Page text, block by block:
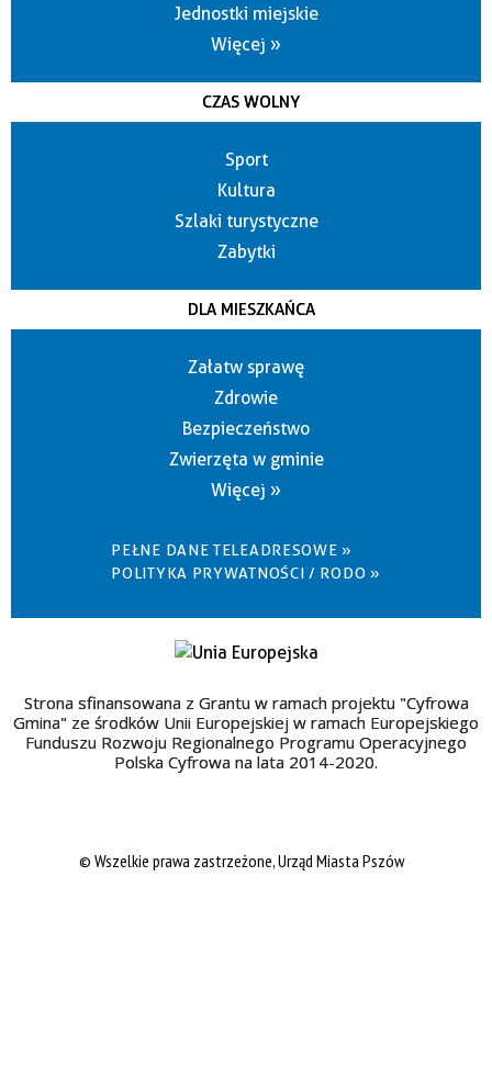
Jednostki miejskie
Więcej »
CZAS WOLNY
Sport
Kultura
Szlaki turystyczne
Zabytki
DLA MIESZKAŃCA
Załatw sprawę
Zdrowie
Bezpieczeństwo
Zwierzęta w gminie
Więcej »
PEŁNE DANE TELEADRESOWE »
POLITYKA PRYWATNOŚCI / RODO »
Strona sfinansowana z Grantu w ramach projektu "Cyfrowa
Gmina" ze środków Unii Europejskiej w ramach Europejskiego
Funduszu Rozwoju Regionalnego Programu Operacyjnego
Polska Cyfrowa na lata 2014-2020.
© Wszelkie prawa zastrzeżone, Urząd Miasta Pszów